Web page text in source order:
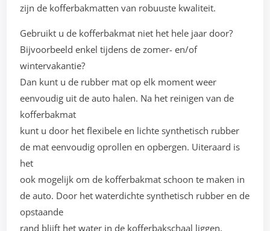
zijn de kofferbakmatten van robuuste kwaliteit.
Gebruikt u de kofferbakmat niet het hele jaar door?
Bijvoorbeeld enkel tijdens de zomer- en/of
wintervakantie?
Dan kunt u de rubber mat op elk moment weer
eenvoudig uit de auto halen. Na het reinigen van de
kofferbakmat
kunt u door het flexibele en lichte synthetisch rubber
de mat eenvoudig oprollen en opbergen. Uiteraard is
het
ook mogelijk om de kofferbakmat schoon te maken in
de auto. Door het waterdichte synthetisch rubber en de
opstaande
rand blijft het water in de kofferbakschaal liggen.